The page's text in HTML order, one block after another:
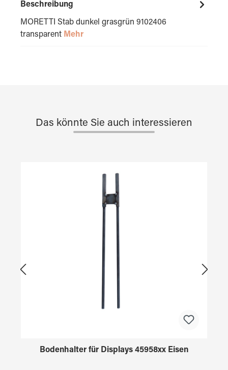
Beschreibung
MORETTI Stab dunkel grasgrün 9102406
transparent Mehr
Das könnte Sie auch interessieren
Bodenhalter für Displays 45958xx Eisen